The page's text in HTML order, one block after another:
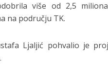
više od 2,5
na području TK.
Ljaljić pohvalio je